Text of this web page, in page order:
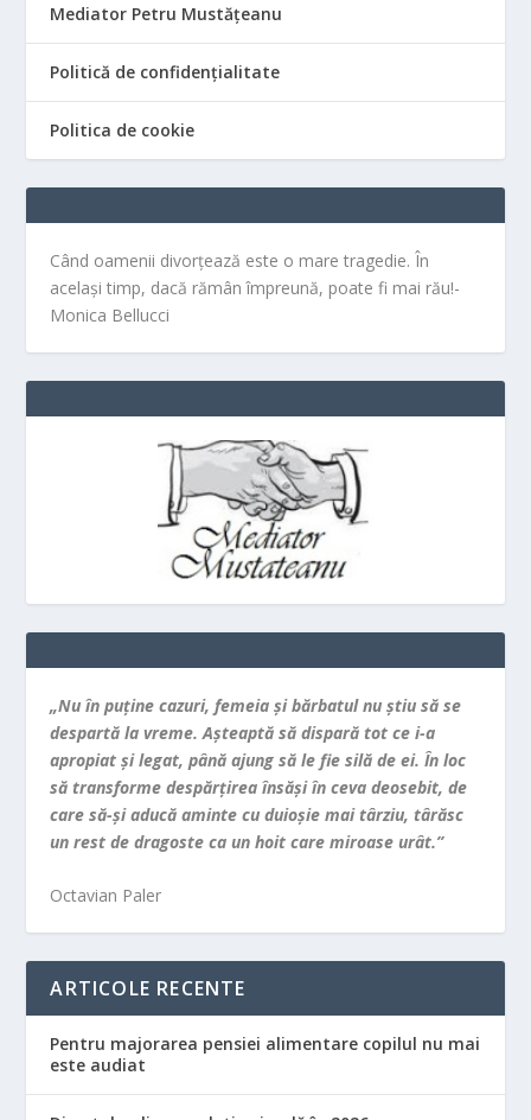
Mediator Petru Mustățeanu
Politică de confidențialitate
Politica de cookie
Când oamenii divorțează este o mare tragedie. În
același timp, dacă rămân împreună, poate fi mai rău!-
Monica Bellucci
„Nu în puţine cazuri, femeia şi bărbatul nu ştiu să se
despartă la vreme. Aşteaptă să dispară tot ce i-a
apropiat şi legat, până ajung să le fie silă de ei. În loc
să transforme despărţirea însăşi în ceva deosebit, de
care să-şi aducă aminte cu duioşie mai târziu, târăsc
un rest de dragoste ca un hoit care miroase urât.”
Octavian Paler
ARTICOLE RECENTE
Pentru majorarea pensiei alimentare copilul nu mai
este audiat